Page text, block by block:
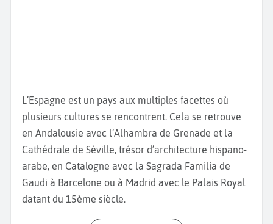
marchés couverts d’Europe avec ses épiceries,
boucheries ou encorebar à tapasqui cuisinent les
aliments du marché. Ne manquez pas de goûter la
paella valencienne, plat emblématique à base de
riz, de poulet, de lapin et de haricots verts, née dans
cette région mais aussi l’Agua de Valencia, un
cocktail de Champagne ou de cava avec du jus
L’Espagne est un pays aux multiples facettes où
plusieurs cultures se rencontrent. Cela se retrouve
en Andalousie avec l’Alhambra de Grenade et la
Cathédrale de Séville, trésor d’architecture hispano-
arabe, en Catalogne avec la Sagrada Familia de
Gaudi à Barcelone ou à Madrid avec le Palais Royal
datant du 15ème siècle.